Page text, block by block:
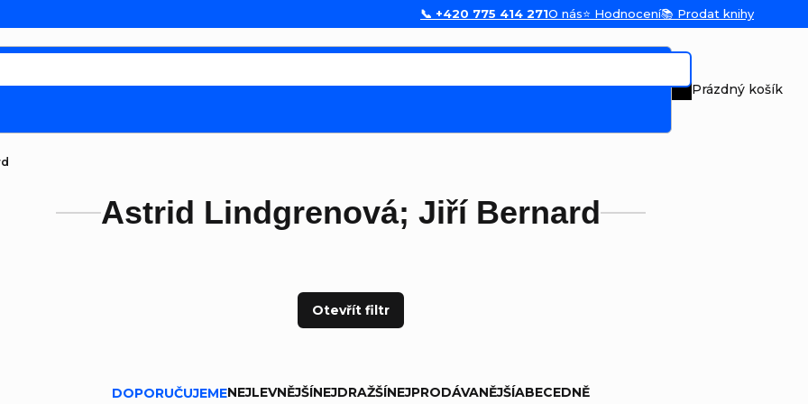
📞 +420 775 414 271O nás⭐ Hodnocení📚 Prodat knihy
Nákupní
Prázdný košík
Astrid Lindgrenová; Jiří Bernard
Otevřít filtr
produktů
DOPORUČUJEMENEJLEVNĚJŠÍNEJDRAŽŠÍNEJPRODÁVANĚJŠÍABECEDNĚ